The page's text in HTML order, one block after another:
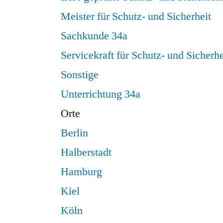
Meister für Schutz- und Sicherheit
Sachkunde 34a
Servicekraft für Schutz- und
Sonstige
Unterrichtung 34a
Orte
Berlin
Halberstadt
Hamburg
Kiel
Köln